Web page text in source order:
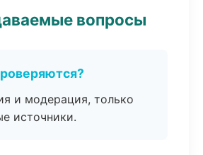
вопросы
и модерация, только
источники.